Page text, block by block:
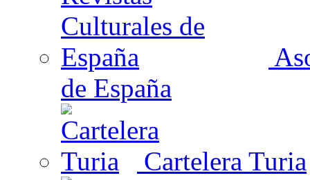
de España
Cartelera Turia